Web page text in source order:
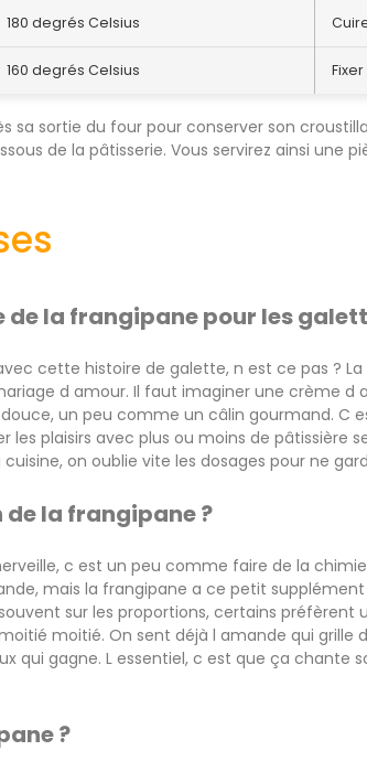
180 degrés Celsius
160 degrés Celsius
sa sortie du four pour conserver son
de la pâtisserie. Vous servirez ainsi une
la frangipane pour les
cette histoire de galette, n est ce pas ?
d amour. Il faut imaginer une crème d
un peu comme un câlin gourmand. C
plaisirs avec plus ou moins de pâtissière
on oublie vite les dosages pour ne
la frangipane ?
c est un peu comme faire de la
mais la frangipane a ce petit
sur les proportions, certains préfèrent
moitié. On sent déjà l amande qui grille
qui gagne. L essentiel, c est que ça chante
?